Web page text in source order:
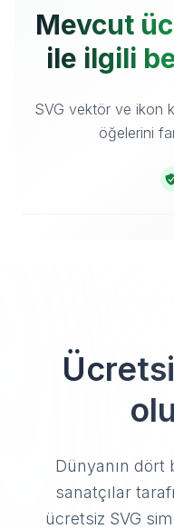
Mevcut
ile ilgili
SVG vektör ve ikon
öğelerini
Dünyanın dört
sanatçılar
ücretsiz SVG